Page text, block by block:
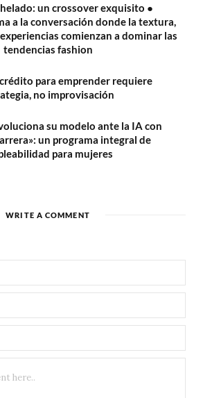
un crossover exquisito ●
a la conversación donde la textura,
comienzan a dominar las
tendencias fashion
para emprender requiere
no improvisación
su modelo ante la IA con
un programa integral de
para mujeres
WRITE A COMMENT